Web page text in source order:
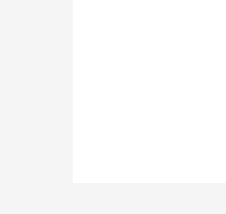
공간 ‘쇼룸카페를 정식 오픈